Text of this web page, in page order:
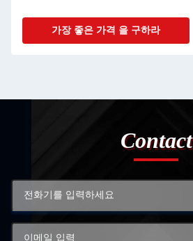
가장 좋은 가격 을 구하라
Contact